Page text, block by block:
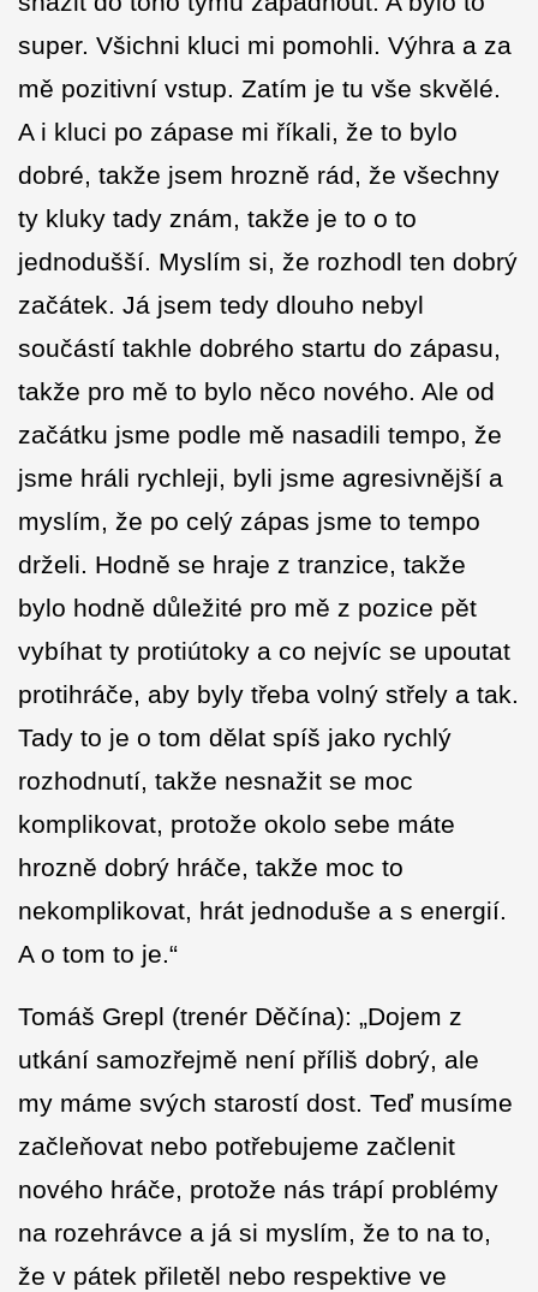
super. Všichni kluci mi pomohli. Výhra a za
mě pozitivní vstup. Zatím je tu vše skvělé.
A i kluci po zápase mi říkali, že to bylo
dobré, takže jsem hrozně rád, že všechny
ty kluky tady znám, takže je to o to
jednodušší. Myslím si, že rozhodl ten dobrý
začátek. Já jsem tedy dlouho nebyl
součástí takhle dobrého startu do zápasu,
takže pro mě to bylo něco nového. Ale od
začátku jsme podle mě nasadili tempo, že
jsme hráli rychleji, byli jsme agresivnější a
myslím, že po celý zápas jsme to tempo
drželi. Hodně se hraje z tranzice, takže
bylo hodně důležité pro mě z pozice pět
vybíhat ty protiútoky a co nejvíc se upoutat
protihráče, aby byly třeba volný střely a tak.
Tady to je o tom dělat spíš jako rychlý
rozhodnutí, takže nesnažit se moc
komplikovat, protože okolo sebe máte
hrozně dobrý hráče, takže moc to
nekomplikovat, hrát jednoduše a s energií.
A o tom to je.“
Tomáš Grepl (trenér Děčína): „Dojem z
utkání samozřejmě není příliš dobrý, ale
my máme svých starostí dost. Teď musíme
začleňovat nebo potřebujeme začlenit
nového hráče, protože nás trápí problémy
na rozehrávce a já si myslím, že to na to,
že v pátek přiletěl nebo respektive ve